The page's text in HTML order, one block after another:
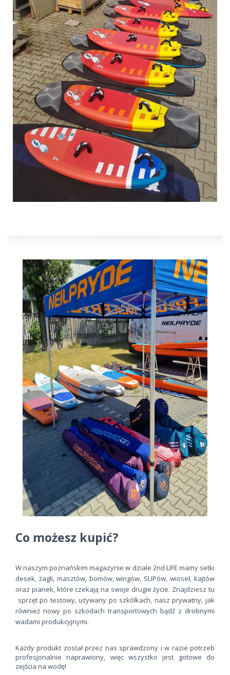
Co możesz kupić?
W naszym poznańskim magazynie w dziale 2nd LIFE mamy setki
desek, żagli, masztów, bomów, wingów, SUPów, wioseł, kajtów
oraz pianek, które czekają na swoje drugie życie. Znajdziesz tu
sprzęt po testowy, używany po szkółkach, nasz prywatny, jak
również nowy po szkodach transportowych bądź z drobnymi
wadami produkcyjnymi.
Każdy produkt został przez nas sprawdzony i w razie potrzeb
profesjonalnie naprawiony, więc wszystko jest gotowe do
zejścia na wodę!